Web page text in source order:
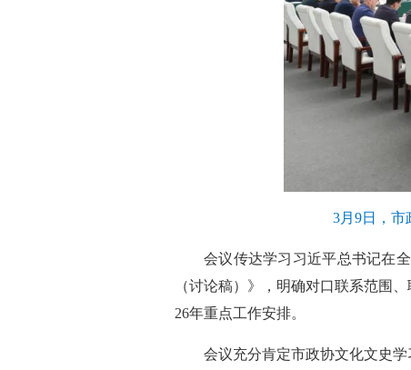
3月9日，市
会议传达学习习近平总书记在
（讨论稿）》，明确对口联系范围
26年重点工作安排。
会议充分肯定市政协文化文史